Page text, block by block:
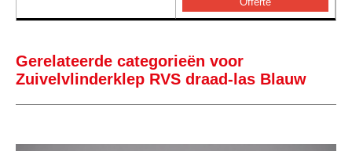
Gerelateerde categorieën voor
Zuivelvlinderklep RVS draad-las Blauw